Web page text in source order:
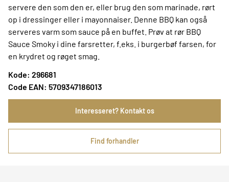
servere den som den er, eller brug den som marinade, rørt
op i dressinger eller i mayonnaiser. Denne BBQ kan også
serveres varm som sauce på en buffet. Prøv at rør BBQ
Sauce Smoky i dine farsretter, f.eks. i burgerbøf farsen, for
en krydret og røget smag.
Kode: 296681
Code EAN: 5709347186013
Interesseret? Kontakt os
Find forhandler